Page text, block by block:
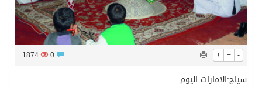
+ = -
1874
سياح:الامارات اليوم